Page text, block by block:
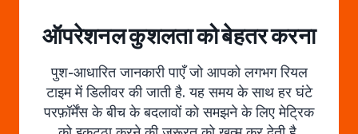
ऑपरेशनल कुशलता को बेहतर करना
पुश-आधारित जानकारी पाएँ जो आपको लगभग रियल
टाइम में डिलीवर की जाती है. यह समय के साथ हर घंटे
परफ़ॉर्मेंस के बीच के बदलावों को समझने के लिए मेट्रिक